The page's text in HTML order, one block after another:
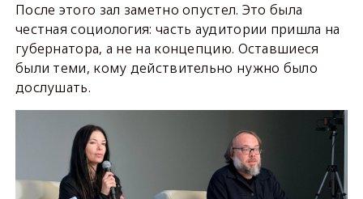
После этого зал заметно опустел. Это была
честная социология: часть аудитории пришла на
губернатора, а не на концепцию. Оставшиеся
были теми, кому действительно нужно было
дослушать.